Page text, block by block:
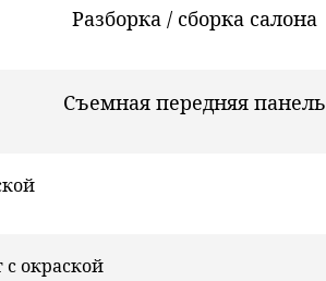
Разборка / сборка салона
Съемная передняя панель
окраской